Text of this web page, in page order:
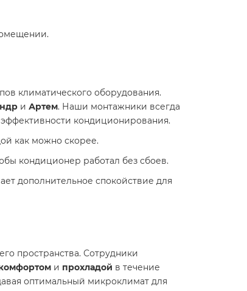
климатического оборудования.
и Артем. Наши монтажники всегда
кондиционирования.
как можно скорее.
кондиционер работал без сбоев.
дополнительное спокойствие для
пространства. Сотрудники
и прохладой в течение
оптимальный микроклимат для